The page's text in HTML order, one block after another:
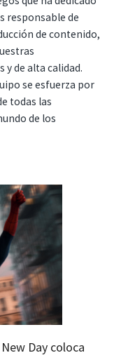
responsable de
de contenido,
y de alta calidad.
se esfuerza por
todas las
de los
Day coloca